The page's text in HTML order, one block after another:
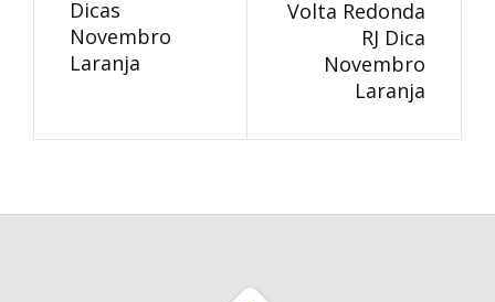
Dicas
Novembro
Laranja
Volta Redonda
RJ Dica
Novembro
Laranja